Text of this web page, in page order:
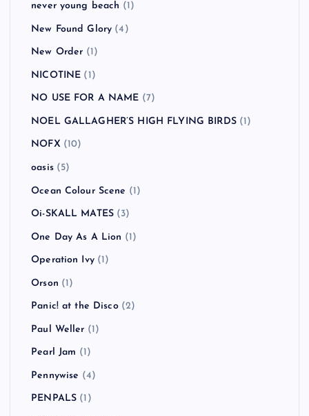
never young beach (1)
New Found Glory (4)
New Order (1)
NICOTINE (1)
NO USE FOR A NAME (7)
NOEL GALLAGHER’S HIGH FLYING BIRDS(1)
NOFX (10)
oasis(5)
Ocean Colour Scene (1)
Oi-SKALL MATES (3)
One Day As A Lion (1)
Operation Ivy(1)
Orson (1)
Panic! at the Disco(2)
Paul Weller (1)
Pearl Jam (1)
Pennywise (4)
PENPALS (1)